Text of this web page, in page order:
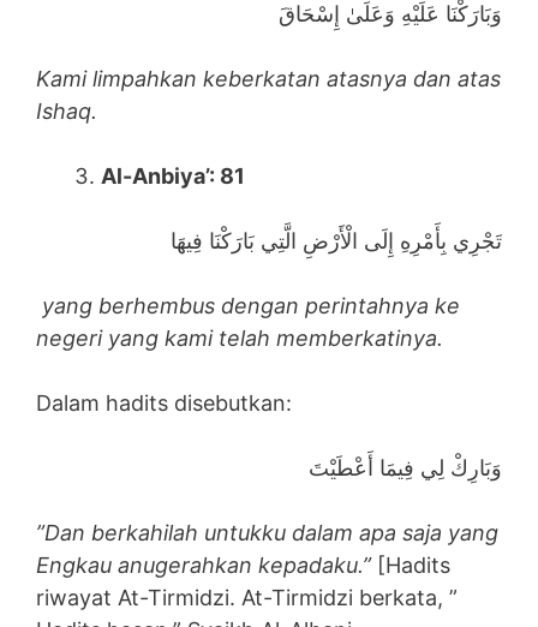
وَبَارَكْنَا عَلَيْهِ وَعَلَىٰ إِسْحَاقَ
Kami limpahkan keberkatan atasnya dan atas
Ishaq.
Al-Anbiya’: 81
تَجْرِي بِأَمْرِهِ إِلَى الْأَرْضِ الَّتِي بَارَكْنَا فِيهَا
yang berhembus dengan perintahnya ke
negeri yang kami telah memberkatinya.
Dalam hadits disebutkan:
وَبَارِكْ لِي فِيمَا أَعْطَيْتَ
”Dan berkahilah untukku dalam apa saja yang
Engkau anugerahkan kepadaku.”[Hadits
riwayat At-Tirmidzi. At-Tirmidzi berkata, ”